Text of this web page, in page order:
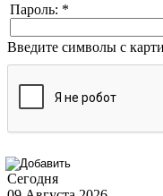
Пароль: *
Введите символы с
Сегодня